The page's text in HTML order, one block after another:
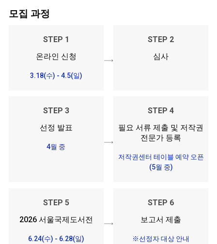
모집 과정
STEP 1
온라인 신청
3.18(수) - 4.5(일)
STEP 2
심사
STEP 3
선정 발표
4월 중
STEP 4
필요 서류 제출 및 저작권
전문가 등록
저작권센터 테이블 예약 오픈
(5월 중)
STEP 5
2026 서울국제도서전
6.24(수) - 6.28(일)
STEP 6
보고서 제출
※선정자 대상 안내